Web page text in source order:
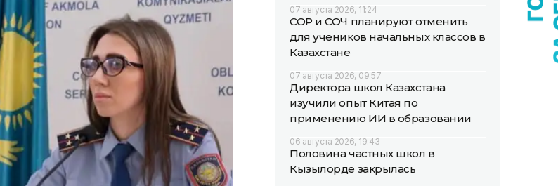
07 августа 2026, 11:24
СОР и СОЧ планируют отменить
для учеников начальных классов в
Казахстане
07 августа 2026, 09:57
Директора школ Казахстана
изучили опыт Китая по
применению ИИ в образовании
06 августа 2026, 19:43
Половина частных школ в
Кызылорде закрылась